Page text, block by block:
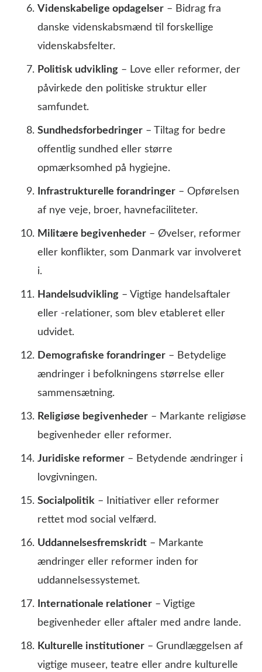
Videnskabelige opdagelser – Bidrag fra
danske videnskabsmænd til forskellige
videnskabsfelter.
Politisk udvikling – Love eller reformer, der
påvirkede den politiske struktur eller
samfundet.
Sundhedsforbedringer – Tiltag for bedre
offentlig sundhed eller større
opmærksomhed på hygiejne.
Infrastrukturelle forandringer – Opførelsen
af nye veje, broer, havnefaciliteter.
Militære begivenheder – Øvelser, reformer
eller konflikter, som Danmark var involveret
i.
Handelsudvikling – Vigtige handelsaftaler
eller -relationer, som blev etableret eller
udvidet.
Demografiske forandringer – Betydelige
ændringer i befolkningens størrelse eller
sammensætning.
Religiøse begivenheder – Markante religiøse
begivenheder eller reformer.
Juridiske reformer – Betydende ændringer i
lovgivningen.
Socialpolitik – Initiativer eller reformer
rettet mod social velfærd.
Uddannelsesfremskridt – Markante
ændringer eller reformer inden for
uddannelsessystemet.
Internationale relationer – Vigtige
begivenheder eller aftaler med andre lande.
Kulturelle institutioner – Grundlæggelsen af
vigtige museer, teatre eller andre kulturelle